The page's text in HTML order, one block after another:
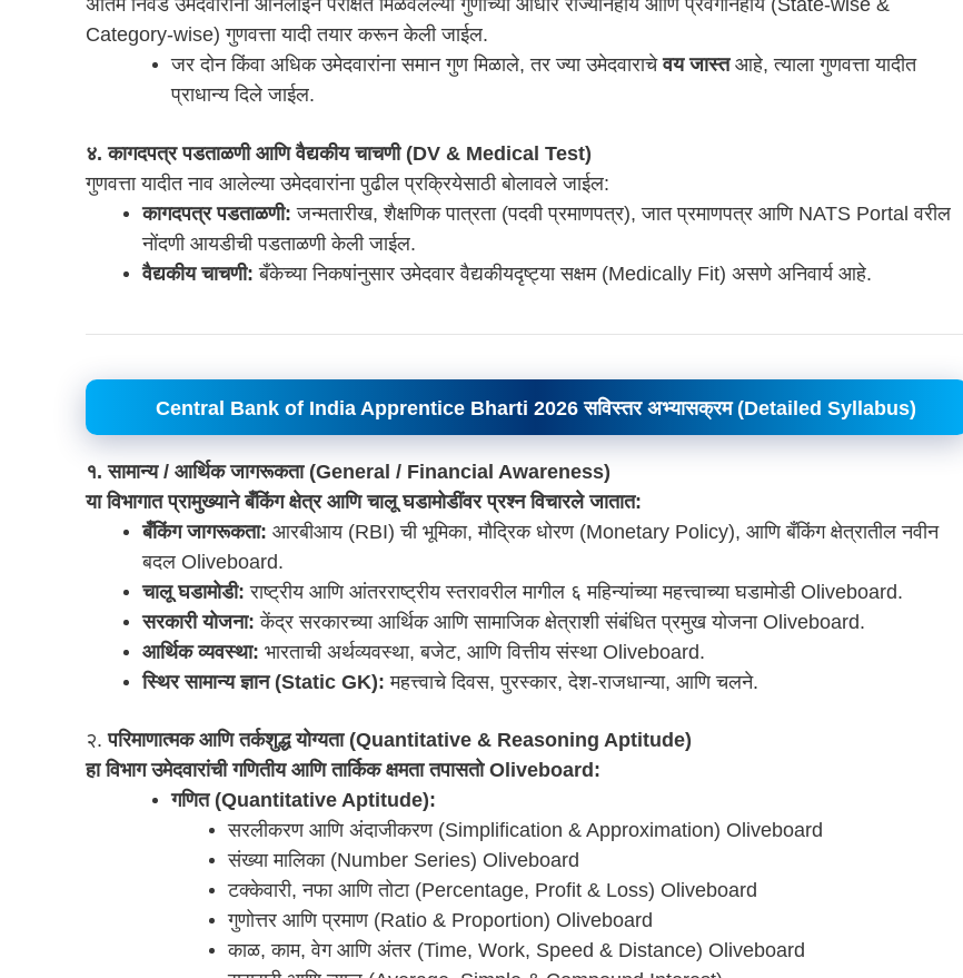
अंतिम निवड उमेदवारांनी ऑनलाईन परीक्षेत मिळवलेल्या गुणांच्या आधारे राज्यनिहाय आणि प्रवर्गनिहाय (State-wise &
Category-wise) गुणवत्ता यादी तयार करून केली जाईल.
जर दोन किंवा अधिक उमेदवारांना समान गुण मिळाले, तर ज्या उमेदवाराचेवय जास्तआहे, त्याला गुणवत्ता यादीत
प्राधान्य दिले जाईल.
४. कागदपत्र पडताळणी आणि वैद्यकीय चाचणी (DV & Medical Test)
गुणवत्ता यादीत नाव आलेल्या उमेदवारांना पुढील प्रक्रियेसाठी बोलावले जाईल:
कागदपत्र पडताळणी: जन्मतारीख, शैक्षणिक पात्रता (पदवी प्रमाणपत्र), जात प्रमाणपत्र आणि NATS Portal वरील
नोंदणी आयडीची पडताळणी केली जाईल.
वैद्यकीय चाचणी: बँकेच्या निकषांनुसार उमेदवार वैद्यकीयदृष्ट्या सक्षम (Medically Fit) असणे अनिवार्य आहे.
Central Bank of India Apprentice Bharti 2026सविस्तर अभ्यासक्रम (Detailed Syllabus)
१. सामान्य / आर्थिक जागरूकता (General / Financial Awareness)
या विभागात प्रामुख्याने बँकिंग क्षेत्र आणि चालू घडामोडींवर प्रश्न विचारले जातात:
बँकिंग जागरूकता: आरबीआय (RBI) ची भूमिका, मौद्रिक धोरण (Monetary Policy), आणि बँकिंग क्षेत्रातील नवीन
बदल Oliveboard.
चालू घडामोडी: राष्ट्रीय आणि आंतरराष्ट्रीय स्तरावरील मागील ६ महिन्यांच्या महत्त्वाच्या घडामोडी Oliveboard.
सरकारी योजना: केंद्र सरकारच्या आर्थिक आणि सामाजिक क्षेत्राशी संबंधित प्रमुख योजना Oliveboard.
आर्थिक व्यवस्था: भारताची अर्थव्यवस्था, बजेट, आणि वित्तीय संस्था Oliveboard.
स्थिर सामान्य ज्ञान (Static GK): महत्त्वाचे दिवस, पुरस्कार, देश-राजधान्या, आणि चलने.
२.परिमाणात्मक आणि तर्कशुद्ध योग्यता (Quantitative & Reasoning Aptitude)
हा विभाग उमेदवारांची गणितीय आणि तार्किक क्षमता तपासतो Oliveboard :
गणित (Quantitative Aptitude):
सरलीकरण आणि अंदाजीकरण (Simplification & Approximation) Oliveboard
संख्या मालिका (Number Series) Oliveboard
टक्केवारी, नफा आणि तोटा (Percentage, Profit & Loss) Oliveboard
गुणोत्तर आणि प्रमाण (Ratio & Proportion) Oliveboard
काळ, काम, वेग आणि अंतर (Time, Work, Speed & Distance) Oliveboard